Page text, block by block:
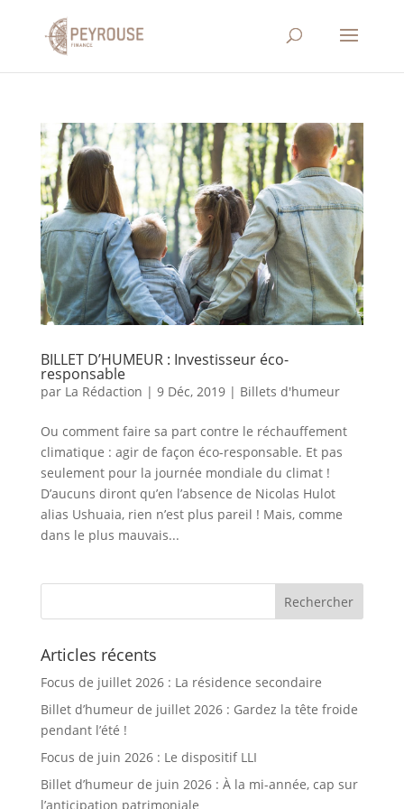
BILLET D’HUMEUR : Investisseur éco-
responsable
par La Rédaction | 9 Déc, 2019| Billets d'humeur
Ou comment faire sa part contre le réchauffement
climatique : agir de façon éco-responsable. Et pas
seulement pour la journée mondiale du climat !
D’aucuns diront qu’en l’absence de Nicolas Hulot
alias Ushuaia, rien n’est plus pareil ! Mais, comme
dans le plus mauvais...
Articles récents
Focus de juillet 2026 : La résidence secondaire
Billet d’humeur de juillet 2026 : Gardez la tête froide
pendant l’été !
Focus de juin 2026 : Le dispositif LLI
Billet d’humeur de juin 2026 : À la mi-année, cap sur
l’anticipation patrimoniale